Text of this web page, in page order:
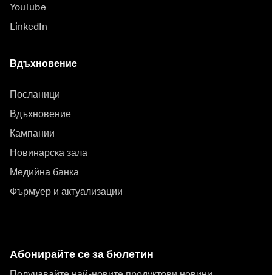
YouTube
LinkedIn
Вдъхновение
Посланици
Вдъхновение
Кампании
Новинарска зала
Медийна банка
Фърмуер и актуализации
Абонирайте се за бюлетин